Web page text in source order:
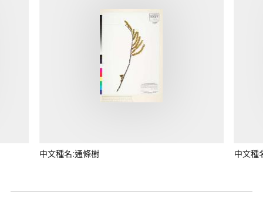
中文種名:通條樹 中文種